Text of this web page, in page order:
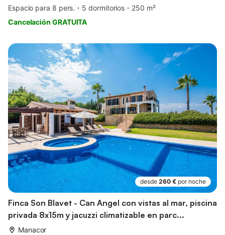
Espacio para 8 pers. 5 dormitorios
250 m²
Cancelación GRATUITA
desde 260 € por noche
Finca Son Blavet - Can Angel con vistas al mar, piscina
privada 8x15m y jacuzzi climatizable en parc...
Manacor